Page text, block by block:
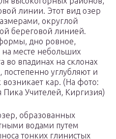
линии. Этот вид озер
округлой
береговой линией.
дно ровное,
месте небольших
во впадинах на склонах
постепенно углубляют и
кар. (На фото:
Учителей, Киргизия)
образованных
водами путем
тонких глинистых